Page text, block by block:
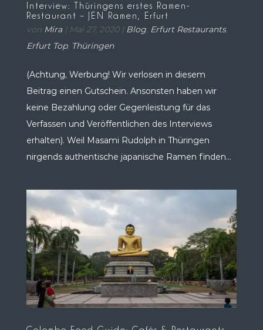
Interview: Thüringens erstes Ramen-
Restaurant – JEN Ramen, Erfurt
von Mira| Mai 27, 2020| Blog, Erfurt Restaurants,
Erfurt Top, Thüringen
(Achtung, Werbung! Wir verlosen in diesem
Beitrag einen Gutschein. Ansonsten haben wir
keine Bezahlung oder Gegenleistung für das
Verfassen und Veröffentlichen des Interviews
erhalten). Weil Masami Rudolph in Thüringen
nirgends authentische japanische Ramen finden...